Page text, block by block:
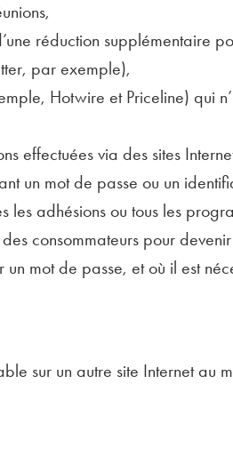
réduction supplémentaire
par exemple),
Hotwire et Priceline) qui
via des sites
un mot de passe ou un
adhésions ou tous les
consommateurs pour
mot de passe, et où il est
sur un autre site Internet au